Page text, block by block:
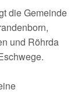
die Gemeinde
und Röhrda